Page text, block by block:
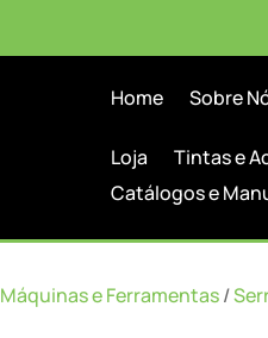
Home Sobre
Loja Tintas e
Catálogos e
Máquinas e Ferramentas/